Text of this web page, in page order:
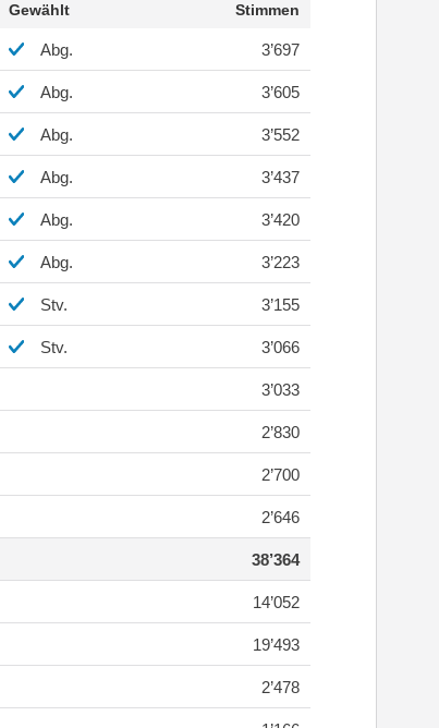
Gewählt Stimmen
Abg. 3’697
Abg. 3’605
Abg. 3’552
Abg. 3’437
Abg. 3’420
Abg. 3’223
Stv. 3’155
Stv. 3’066
3’033
2’830
2’700
2’646
38’364
14’052
19’493
2’478